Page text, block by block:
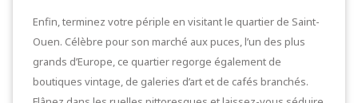
Enfin, terminez votre périple en visitant le quartier de Saint-
Ouen. Célèbre pour son marché aux puces, l’un des plus
grands d’Europe, ce quartier regorge également de
boutiques vintage, de galeries d’art et de cafés branchés.